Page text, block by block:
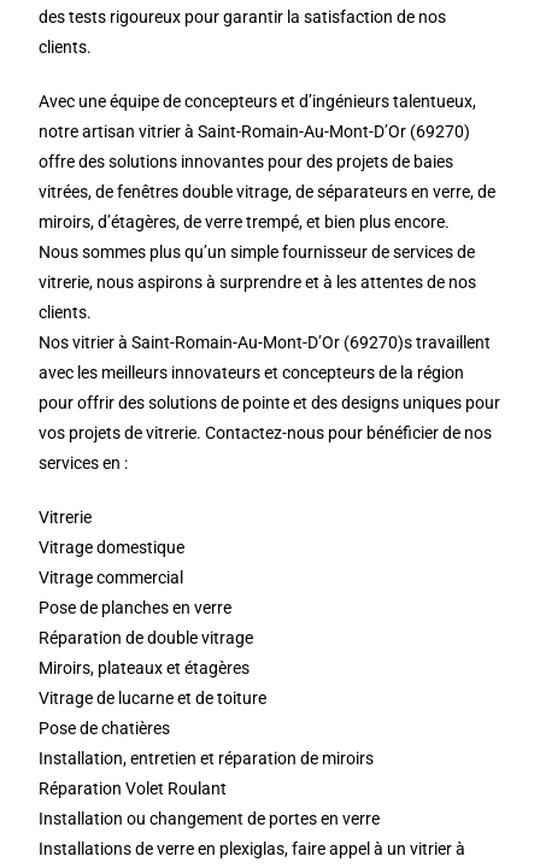
des tests rigoureux pour garantir la satisfaction de nos
clients.
Avec une équipe de concepteurs et d’ingénieurs talentueux,
notre artisan vitrier à Saint-Romain-Au-Mont-D’Or (69270)
offre des solutions innovantes pour des projets de baies
vitrées, de fenêtres double vitrage, de séparateurs en verre, de
miroirs, d’étagères, de verre trempé, et bien plus encore.
Nous sommes plus qu’un simple fournisseur de services de
vitrerie, nous aspirons à surprendre et à les attentes de nos
clients.
Nos vitrier à Saint-Romain-Au-Mont-D’Or (69270)s travaillent
avec les meilleurs innovateurs et concepteurs de la région
pour offrir des solutions de pointe et des designs uniques pour
vos projets de vitrerie. Contactez-nous pour bénéficier de nos
services en :
Vitrerie
Vitrage domestique
Vitrage commercial
Pose de planches en verre
Réparation de double vitrage
Miroirs, plateaux et étagères
Vitrage de lucarne et de toiture
Pose de chatières
Installation, entretien et réparation de miroirs
Réparation Volet Roulant
Installation ou changement de portes en verre
Installations de verre en plexiglas, faire appel à un vitrier à